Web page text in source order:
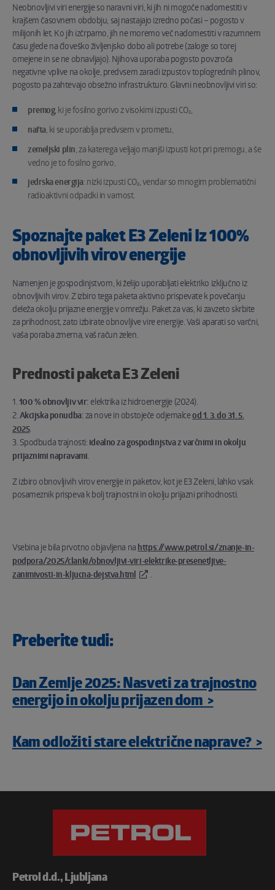
Neobnovljivi viri energije so naravni viri, ki jih ni mogoče nadomestiti v
krajšem časovnem obdobju, saj nastajajo izredno počasi – pogosto v
milijonih let. Ko jih izčrpamo, jih ne moremo več nadomestiti v razumnem
času glede na človeško življenjsko dobo ali potrebe (zaloge so torej
omejene in se ne obnavljajo). Njihova uporaba pogosto povzroča
negativne vplive na okolje, predvsem zaradi izpustov toplogrednih plinov,
pogosto pa zahtevajo obsežno infrastrukturo. Glavni neobnovljivi viri so:
premog, ki je fosilno gorivo z visokimi izpusti CO₂,
nafta, ki se uporablja predvsem v prometu,
zemeljski plin, za katerega veljajo manjši izpusti kot pri premogu, a še
vedno je to fosilno gorivo,
jedrska energija: nizki izpusti CO₂, vendar so mnogim problematični
radioaktivni odpadki in varnost.
Spoznajte paket E3 Zeleni Iz 100%
obnovljivih virov energije
Namenjen je gospodinjstvom, ki želijo uporabljati elektriko izključno iz
obnovljivih virov. Z izbiro tega paketa aktivno prispevate k povečanju
deleža okolju prijazne energije v omrežju. Paket za vas, ki zavzeto skrbite
za prihodnost, zato izbirate obnovljive vire energije. Vaši aparati so varčni,
vaša poraba zmerna, vaš račun zelen.
Prednosti paketa E3 Zeleni
1.100 % obnovljiv vir: elektrika iz hidroenergije (2024).
2.Akcijska ponudba:za nove in obstoječe odjemalceod 1. 3. do 31. 5.
2025.
3. Spodbuda trajnosti: idealno za gospodinjstva z varčnimi in okolju
prijaznimi napravami.
Z izbiro obnovljivih virov energije in paketov, kot je E3 Zeleni, lahko vsak
posameznik prispeva k bolj trajnostni in okolju prijazni prihodnosti.
Vsebina je bila prvotno objavljena na https://www.petrol.si/znanje-in-
podpora/2025/clanki/obnovljivi-viri-elektrike-presenetljive-
zanimivosti-in-kljucna-dejstva.html
.
Preberite tudi:
Dan Zemlje 2025: Nasveti za trajnostno
energijo in okolju prijazen dom >
Kam odložiti stare električne naprave? >
Petrol d.d., Ljubljana